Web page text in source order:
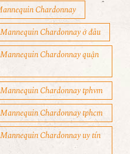
Chardonnay
Chardonnay ở đâu
Chardonnay quận
Chardonnay tphvm
Chardonnay tphcm
Chardonnay uy tín